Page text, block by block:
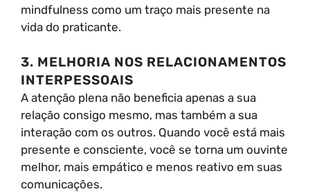
mindfulness como um traço mais presente na
vida do praticante.
3. MELHORIA NOS RELACIONAMENTOS
INTERPESSOAIS
A atenção plena não beneficia apenas a sua
relação consigo mesmo, mas também a sua
interação com os outros. Quando você está mais
presente e consciente, você se torna um ouvinte
melhor, mais empático e menos reativo em suas
comunicações.